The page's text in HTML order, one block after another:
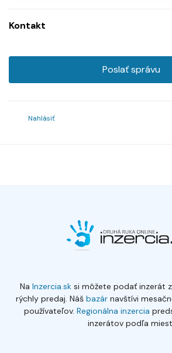
Kontakt
Poslať správu
Nahlásiť
Na Inzercia.sksi môžete podať inzerát
rýchly predaj. Náš bazárnavštívi
používateľov. Regionálna inzercia
inzerátov podľa